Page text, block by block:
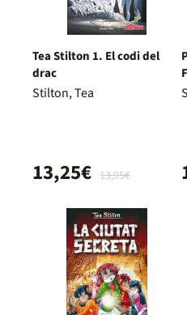
Tea Stilton 1. El codi del
drac
Stilton, Tea
13,95€
13,25€